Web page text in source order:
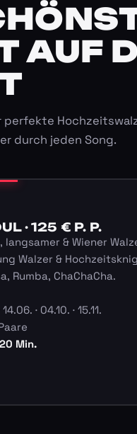
AUF
perfekte
durch jeden Song.
· 125 € P. P.
& Wiener
Walzer &
Rumba, ChaChaCha.
· 04.10. · 15.11.
Min.